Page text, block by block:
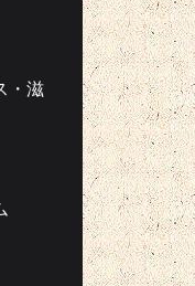
・滋